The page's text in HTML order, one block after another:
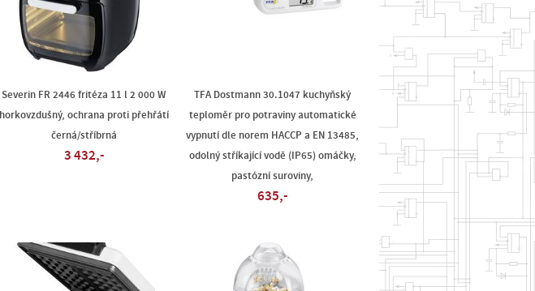
Severin FR 2446 fritéza 11 l 2 000 W
horkovzdušný, ochrana proti přehřátí
černá/stříbrná
3 432,-
TFA Dostmann 30.1047 kuchyňský
teploměr pro potraviny automatické
vypnutí dle norem HACCP a EN 13485,
odolný stříkající vodě (IP65) omáčky,
pastózní suroviny,
635,-